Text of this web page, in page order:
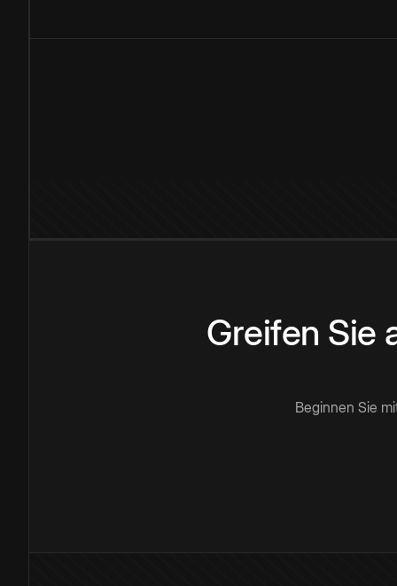
Greifen Sie
Beginnen Sie